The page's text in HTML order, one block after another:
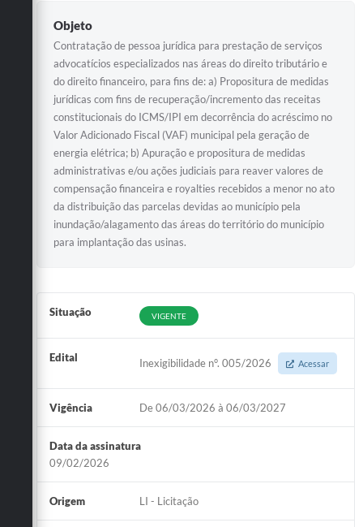
Objeto
Contratação de pessoa jurídica para prestação de serviços
advocatícios especializados nas áreas do direito tributário e
do direito financeiro, para fins de: a) Propositura de medidas
jurídicas com fins de recuperação/incremento das receitas
constitucionais do ICMS/IPI em decorrência do acréscimo no
Valor Adicionado Fiscal (VAF) municipal pela geração de
energia elétrica; b) Apuração e propositura de medidas
administrativas e/ou ações judiciais para reaver valores de
compensação financeira e royalties recebidos a menor no ato
da distribuição das parcelas devidas ao município pela
inundação/alagamento das áreas do território do município
para implantação das usinas.
Situação VIGENTE
Edital Inexigibilidade n°. 005/2026 Acessar
Vigência De 06/03/2026 à 06/03/2027
Data da assinatura
09/02/2026
Origem LI - Licitação